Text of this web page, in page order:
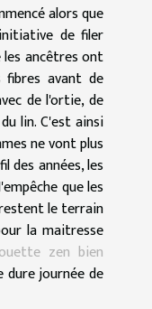
alors que
de filer
les ancêtres ont
avant de
de l'ortie, de
lin. C'est ainsi
ne vont plus
des années, les
que les
le terrain
la maitresse
zen bien
dure journée de